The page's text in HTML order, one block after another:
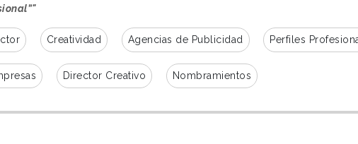
Creatividad Agencias de Publicidad Perfiles
Director Creativo Nombramientos